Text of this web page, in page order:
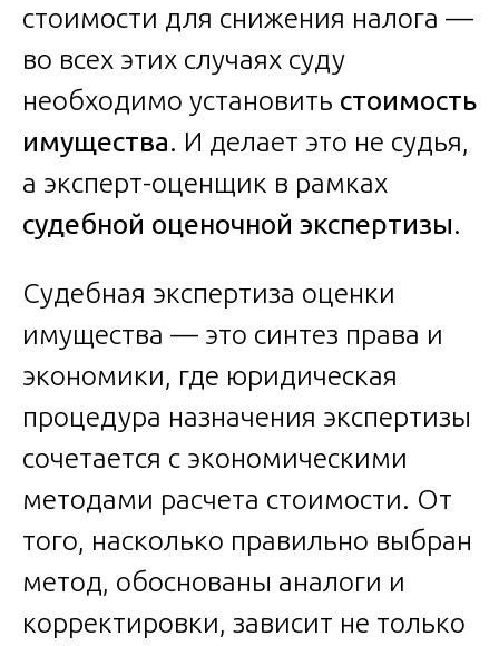
стоимости для снижения налога —
во всех этих случаях суду
необходимо установить стоимость
имущества. И делает это не судья,
а эксперт-оценщик в рамках
судебной оценочной экспертизы.
Судебная экспертиза оценки
имущества — это синтез права и
экономики, где юридическая
процедура назначения экспертизы
сочетается с экономическими
методами расчета стоимости. От
того, насколько правильно выбран
метод, обоснованы аналоги и
корректировки, зависит не только